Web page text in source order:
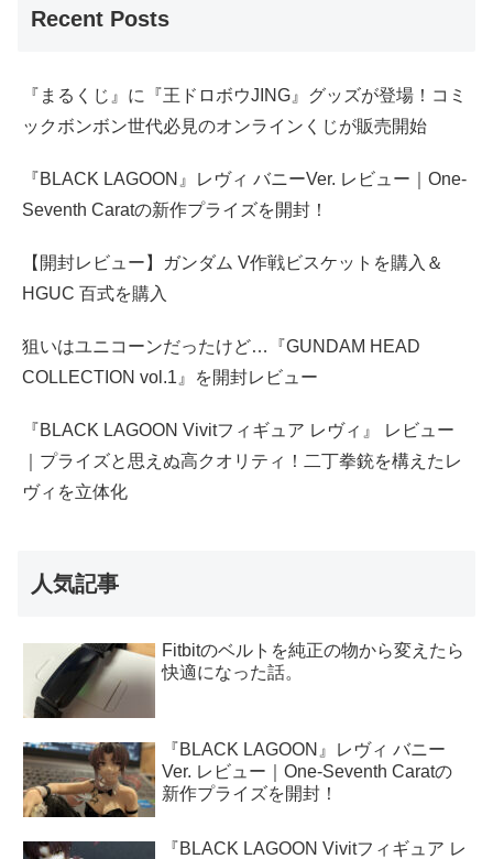
Recent Posts
『まるくじ』に『王ドロボウJING』グッズが登場！コミ
ックボンボン世代必見のオンラインくじが販売開始
『BLACK LAGOON』レヴィ バニーVer. レビュー｜One-
Seventh Caratの新作プライズを開封！
【開封レビュー】ガンダム V作戦ビスケットを購入＆
HGUC 百式を購入
狙いはユニコーンだったけど…『GUNDAM HEAD
COLLECTION vol.1』を開封レビュー
『BLACK LAGOON Vivitフィギュア レヴィ』 レビュー
｜プライズと思えぬ高クオリティ！二丁拳銃を構えたレ
ヴィを立体化
人気記事
Fitbitのベルトを純正の物から変えたら
快適になった話。
『BLACK LAGOON』レヴィ バニー
Ver. レビュー｜One-Seventh Caratの
新作プライズを開封！
『BLACK LAGOON Vivitフィギュア レ